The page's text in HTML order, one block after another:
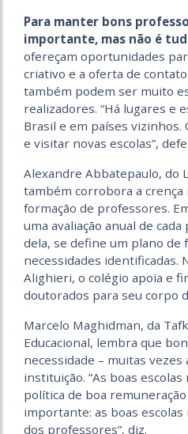
Para manter bons
importante, mas não é
ofereçam oportunidades
criativo e a oferta de
também podem ser muito
realizadores. “Há lugares e
Brasil e em países
e visitar novas escolas”,
Alexandre Abbatepaulo, do
também corrobora a
formação de professores.
uma avaliação anual de
dela, se define um plano de
necessidades identificadas.
Alighieri, o colégio apoia e
doutorados para seu corpo
Marcelo Maghidman, da
Educacional, lembra que
necessidade – muitas
instituição. “As boas
política de boa
importante: as boas
dos professores”, diz.